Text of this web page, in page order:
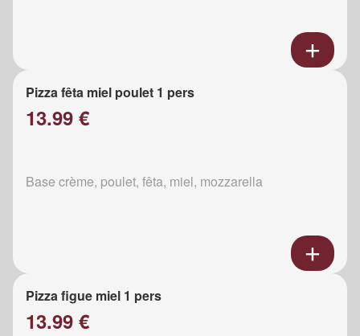
Pizza fêta miel poulet 1 pers
13.99 €
Base crème, poulet, fêta, miel, mozzarella
Pizza figue miel 1 pers
13.99 €